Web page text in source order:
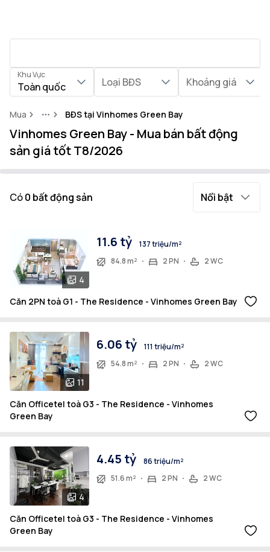
Khu Vực
Toàn quốc Loại BĐS Khoảng giá
Mua MoreBĐS tại Vinhomes Green Bay
Vinhomes Green Bay - Mua bán bất động
sản giá tốt T8/2026
Có0 bất động sản Nổi bật
4
11.6 tỷ
137 triệu/m²
84.8 m²
2 PN 2 WC
Căn 2PN toà G1 - The Residence - Vinhomes Green Bay
11
6.06 tỷ
111 triệu/m²
54.8 m²
2 PN 2 WC
Căn Officetel toà G3 - The Residence - Vinhomes
Green Bay
4
4.45 tỷ
86 triệu/m²
51.6 m²
2 PN 2 WC
Căn Officetel toà G3 - The Residence - Vinhomes
Green Bay